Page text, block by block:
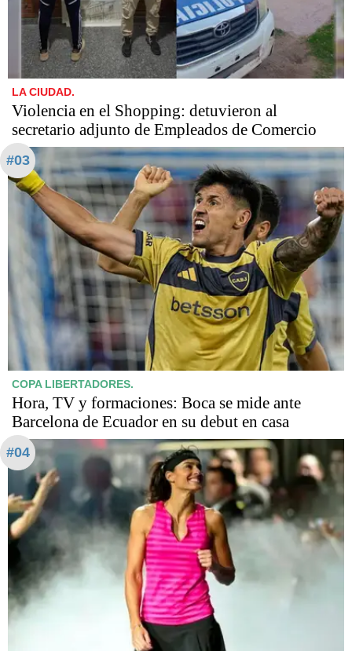
LA CIUDAD.
Violencia en el Shopping: detuvieron al
secretario adjunto de Empleados de Comercio
#03
COPA LIBERTADORES.
Hora, TV y formaciones: Boca se mide ante
Barcelona de Ecuador en su debut en casa
#04